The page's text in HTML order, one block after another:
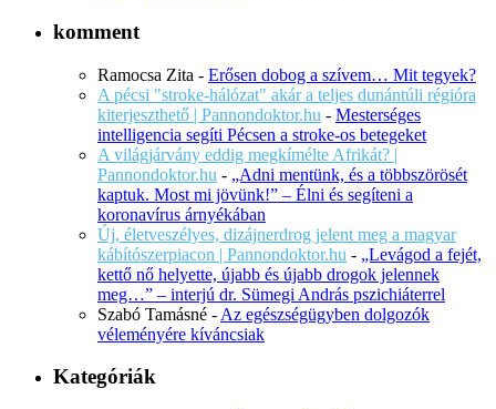
komment
Ramocsa Zita - Erősen dobog a szívem… Mit tegyek?
A pécsi "stroke-hálózat" akár a teljes dunántúli régióra
kiterjeszthető | Pannondoktor.hu - Mesterséges
intelligencia segíti Pécsen a stroke-os betegeket
A világjárvány eddig megkímélte Afrikát? |
Pannondoktor.hu - „Adni mentünk, és a többszörösét
kaptuk. Most mi jövünk!” – Élni és segíteni a
koronavírus árnyékában
Új, életveszélyes, dizájnerdrog jelent meg a magyar
kábítószerpiacon | Pannondoktor.hu - „Levágod a fejét,
kettő nő helyette, újabb és újabb drogok jelennek
meg…” – interjú dr. Sümegi András pszichiáterrel
Szabó Tamásné - Az egészségügyben dolgozók
véleményére kíváncsiak
Kategóriák